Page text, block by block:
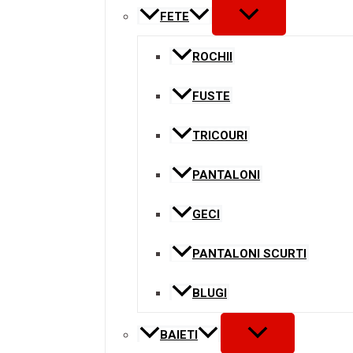
FETE
MENU
TOGGLE
ROCHII
FUSTE
TRICOURI
PANTALONI
GECI
PANTALONI SCURTI
BLUGI
BAIETI
MENU
TOGGLE